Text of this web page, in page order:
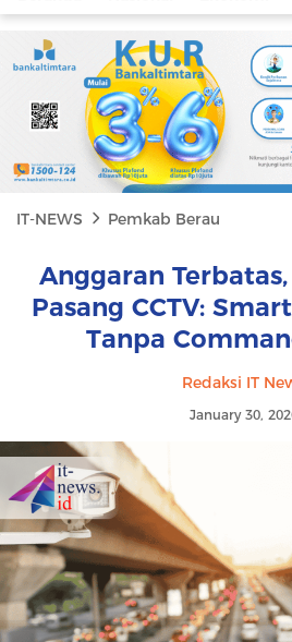
IT-NEWS Pemkab Berau
Anggaran
Pasang CCTV:
Tanpa
Redaksi IT
January 30,